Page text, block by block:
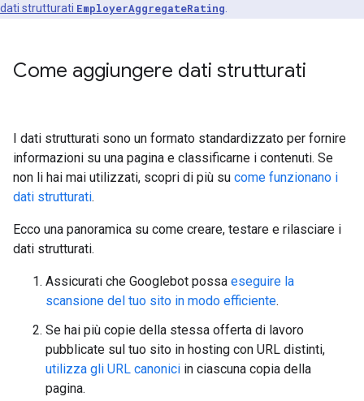
dati strutturati EmployerAggregateRating
Come aggiungere dati strutturati
I dati strutturati sono un formato standardizzato per fornire
informazioni su una pagina e classificarne i contenuti. Se
non li hai mai utilizzati, scopri di più su come funzionano i
dati strutturati.
Ecco una panoramica su come creare, testare e rilasciare i
dati strutturati.
Assicurati che Googlebot possa eseguire la
scansione del tuo sito in modo efficiente.
Se hai più copie della stessa offerta di lavoro
pubblicate sul tuo sito in hosting con URL distinti,
utilizza gli URL canonici in ciascuna copia della
pagina.